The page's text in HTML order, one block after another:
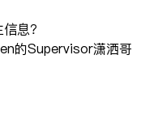
息？
的Supervisor潇洒哥